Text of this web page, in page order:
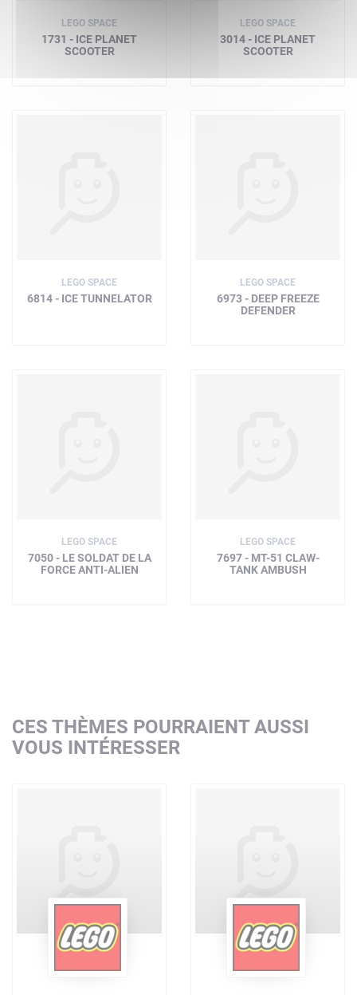
LEGO SPACE
1731 - ICE PLANET
SCOOTER
LEGO SPACE
3014 - ICE PLANET
SCOOTER
LEGO SPACE
6814 - ICE TUNNELATOR
LEGO SPACE
6973 - DEEP FREEZE
DEFENDER
LEGO SPACE
7050 - LE SOLDAT DE LA
FORCE ANTI-ALIEN
LEGO SPACE
7697 - MT-51 CLAW-
TANK AMBUSH
CES THÈMES POURRAIENT AUSSI
VOUS INTÉRESSER